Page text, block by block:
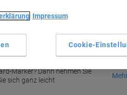
Marker? Dann nehmen Sie
sich ganz leicht
Impressum
Cookie-